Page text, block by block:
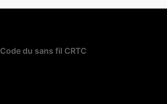
Code du sans fil CRTC